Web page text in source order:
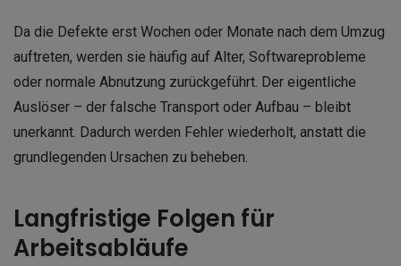
Da die Defekte erst Wochen oder Monate nach dem Umzug
auftreten, werden sie häufig auf Alter, Softwareprobleme
oder normale Abnutzung zurückgeführt. Der eigentliche
Auslöser – der falsche Transport oder Aufbau – bleibt
unerkannt. Dadurch werden Fehler wiederholt, anstatt die
grundlegenden Ursachen zu beheben.
Langfristige Folgen für
Arbeitsabläufe